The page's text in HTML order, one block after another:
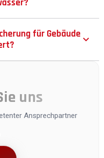
für Gebäude
uns
Ansprechpartner